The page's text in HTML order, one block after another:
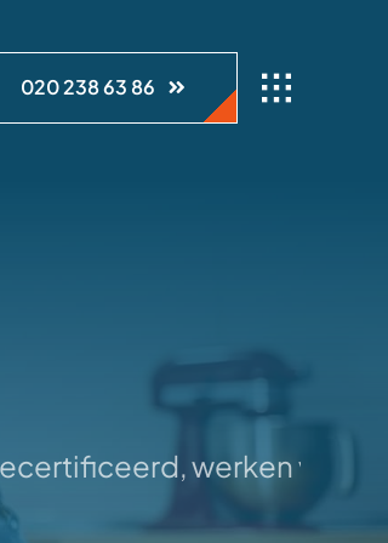
020 238 63 86
werken